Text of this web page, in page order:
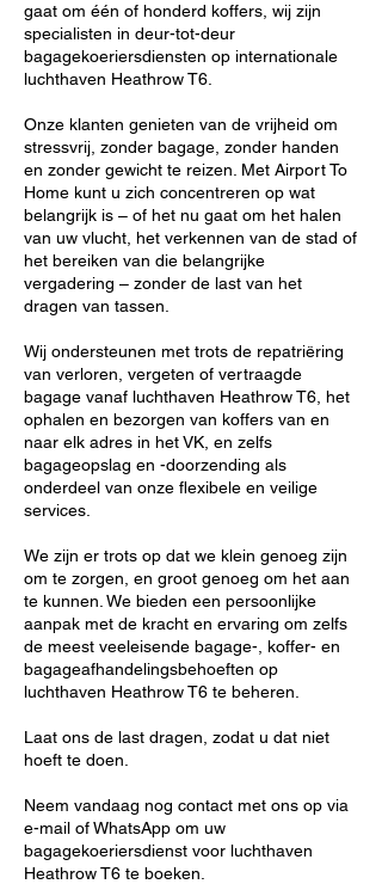
gaat om één of honderd koffers, wij zijn
specialisten in deur-tot-deur
bagagekoeriersdiensten op internationale
luchthaven Heathrow T6.
Onze klanten genieten van de vrijheid om
stressvrij, zonder bagage, zonder handen
en zonder gewicht te reizen. Met Airport To
Home kunt u zich concentreren op wat
belangrijk is – of het nu gaat om het halen
van uw vlucht, het verkennen van de stad of
het bereiken van die belangrijke
vergadering – zonder de last van het
dragen van tassen.
Wij ondersteunen met trots de repatriëring
van verloren, vergeten of vertraagde
bagage vanaf luchthaven Heathrow T6, het
ophalen en bezorgen van koffers van en
naar elk adres in het VK, en zelfs
bagageopslag en -doorzending als
onderdeel van onze flexibele en veilige
services.
We zijn er trots op dat we klein genoeg zijn
om te zorgen, en groot genoeg om het aan
te kunnen. We bieden een persoonlijke
aanpak met de kracht en ervaring om zelfs
de meest veeleisende bagage-, koffer- en
bagageafhandelingsbehoeften op
luchthaven Heathrow T6 te beheren.
Laat ons de last dragen, zodat u dat niet
hoeft te doen.
Neem vandaag nog contact met ons op via
e-mail of WhatsApp om uw
bagagekoeriersdienst voor luchthaven
Heathrow T6 te boeken.